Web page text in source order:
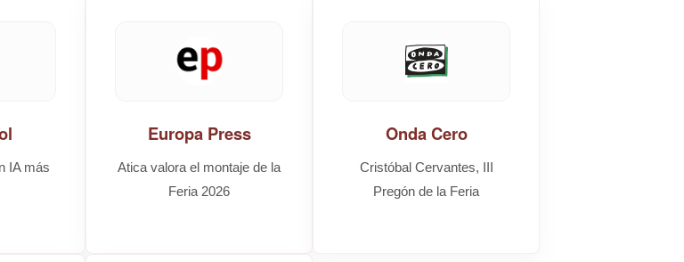
IA más
Europa Press
Atica valora el montaje de la
Feria 2026
Onda Cero
Cristóbal Cervantes, III
Pregón de la Feria